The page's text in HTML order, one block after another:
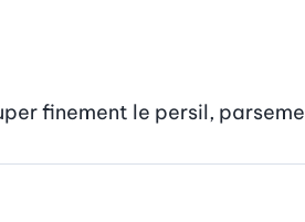
finement le persil,